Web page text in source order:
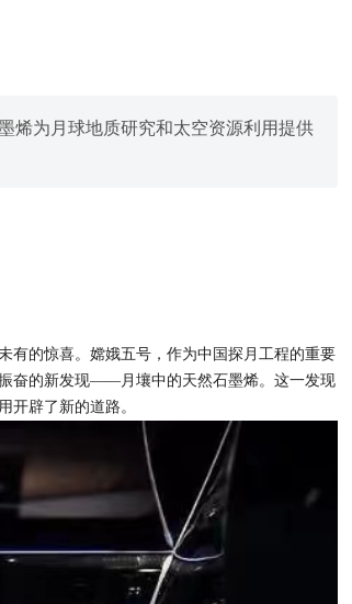
烯为月球地质研究和太空资源利用提供
有的惊喜。嫦娥五号，作为中国探月工程的重要
奋的新发现——月壤中的天然石墨烯。这一发现
开辟了新的道路。